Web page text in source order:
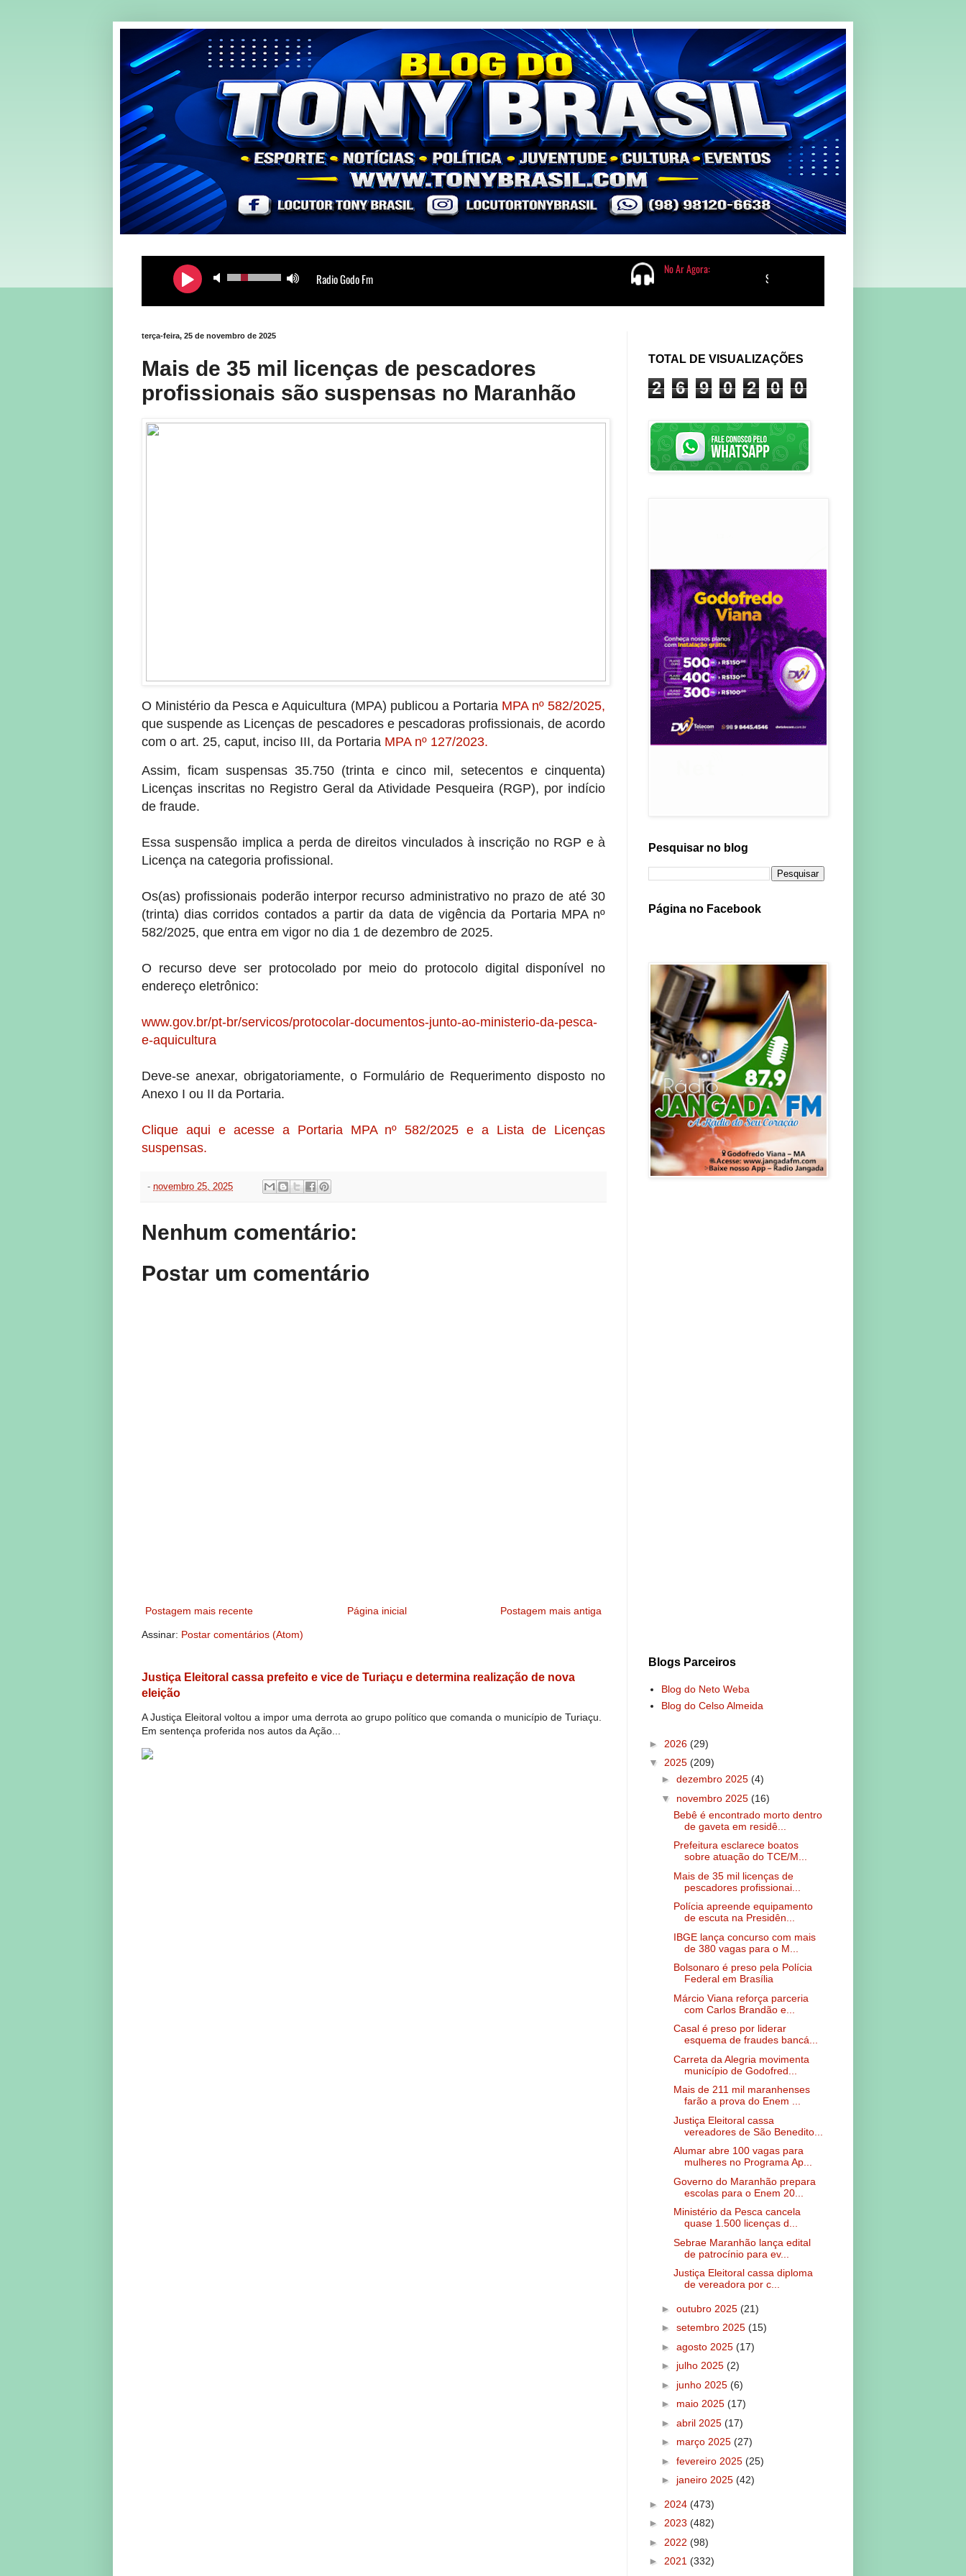
terça-feira, 25 de novembro de 2025
Mais de 35 mil licenças de pescadores
profissionais são suspensas no Maranhão
O Ministério da Pesca e Aquicultura (MPA) publicou a Portaria MPA nº 582/2025,
que suspende as Licenças de pescadores e pescadoras profissionais, de acordo
com o art. 25, caput, inciso III, da Portaria MPA nº 127/2023.
Assim, ficam suspensas 35.750 (trinta e cinco mil, setecentos e cinquenta)
Licenças inscritas no Registro Geral da Atividade Pesqueira (RGP), por indício
de fraude.
Essa suspensão implica a perda de direitos vinculados à inscrição no RGP e à
Licença na categoria profissional.
Os(as) profissionais poderão interpor recurso administrativo no prazo de até 30
(trinta) dias corridos contados a partir da data de vigência da Portaria MPA nº
582/2025, que entra em vigor no dia 1 de dezembro de 2025.
O recurso deve ser protocolado por meio do protocolo digital disponível no
endereço eletrônico:
www.gov.br/pt-br/servicos/protocolar-documentos-junto-ao-ministerio-da-pesca-
e-aquicultura
Deve-se anexar, obrigatoriamente, o Formulário de Requerimento disposto no
Anexo I ou II da Portaria.
Clique aqui e acesse a Portaria MPA nº 582/2025 e a Lista de Licenças
suspensas.
- novembro 25, 2025
Nenhum comentário:
Postar um comentário
Postagem mais recente Postagem mais antiga
Página inicial
Assinar: Postar comentários (Atom)
Justiça Eleitoral cassa prefeito e vice de Turiaçu e determina realização de nova
eleição
A Justiça Eleitoral voltou a impor uma derrota ao grupo político que comanda o município de Turiaçu.
Em sentença proferida nos autos da Ação...
TOTAL DE VISUALIZAÇÕES
2 6 9 0 2 0 0
Pesquisar no blog
Página no Facebook
Blogs Parceiros
Blog do Neto Weba
Blog do Celso Almeida
► 2026 (29)
▼ 2025 (209)
► dezembro 2025 (4)
▼ novembro 2025 (16)
Bebê é encontrado morto dentro
de gaveta em residê...
Prefeitura esclarece boatos
sobre atuação do TCE/M...
Mais de 35 mil licenças de
pescadores profissionai...
Polícia apreende equipamento
de escuta na Presidên...
IBGE lança concurso com mais
de 380 vagas para o M...
Bolsonaro é preso pela Polícia
Federal em Brasília
Márcio Viana reforça parceria
com Carlos Brandão e...
Casal é preso por liderar
esquema de fraudes bancá...
Carreta da Alegria movimenta
município de Godofred...
Mais de 211 mil maranhenses
farão a prova do Enem ...
Justiça Eleitoral cassa
vereadores de São Benedito...
Alumar abre 100 vagas para
mulheres no Programa Ap...
Governo do Maranhão prepara
escolas para o Enem 20...
Ministério da Pesca cancela
quase 1.500 licenças d...
Sebrae Maranhão lança edital
de patrocínio para ev...
Justiça Eleitoral cassa diploma
de vereadora por c...
► outubro 2025 (21)
► setembro 2025 (15)
► agosto 2025 (17)
► julho 2025 (2)
► junho 2025 (6)
► maio 2025 (17)
► abril 2025 (17)
► março 2025 (27)
► fevereiro 2025 (25)
► janeiro 2025 (42)
► 2024 (473)
► 2023 (482)
► 2022 (98)
► 2021 (332)